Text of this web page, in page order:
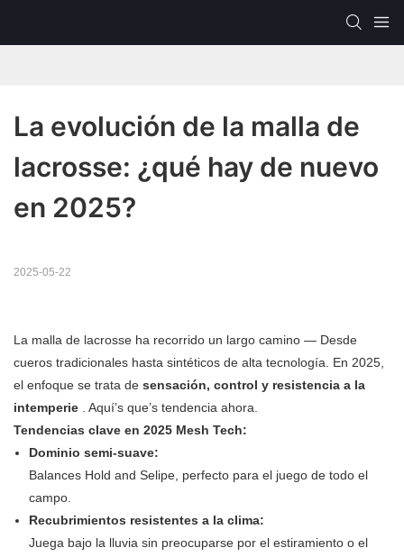
La evolución de la malla de
lacrosse: ¿qué hay de nuevo
en 2025?
2025-05-22
La malla de lacrosse ha recorrido un largo camino — Desde
cueros tradicionales hasta sintéticos de alta tecnología. En 2025,
el enfoque se trata de sensación, control y resistencia a la
intemperie . Aquí’s que’s tendencia ahora.
Tendencias clave en 2025 Mesh Tech:
Dominio semi-suave:
Balances Hold and Selipe, perfecto para el juego de todo el
campo.
Recubrimientos resistentes a la clima:
Juega bajo la lluvia sin preocuparse por el estiramiento o el